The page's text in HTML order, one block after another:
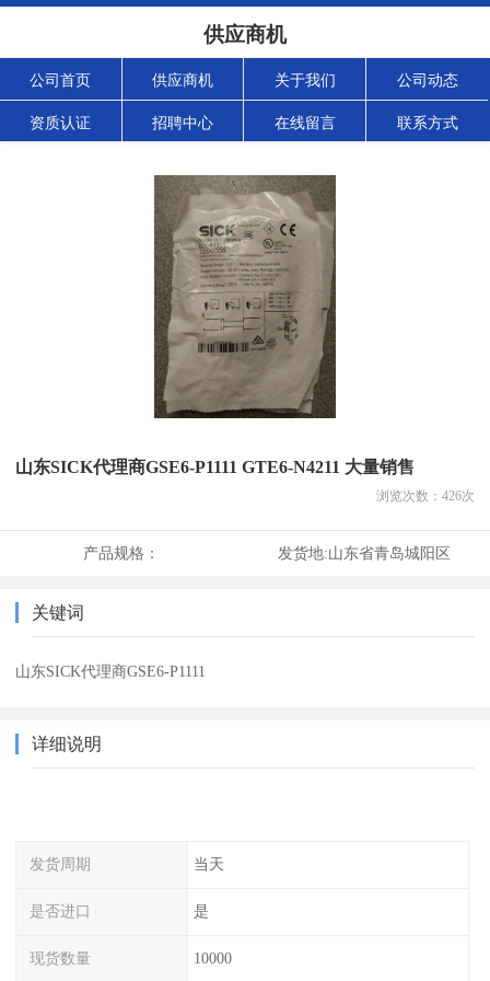
供应商机
公司首页 供应商机 关于我们 公司动态
资质认证 招聘中心 在线留言 联系方式
山东SICK代理商GSE6-P1111 GTE6-N4211 大量销售
浏览次数： 426次
产品规格： 发货地:山东省青岛城阳区
关键词
山东SICK代理商GSE6-P1111
详细说明
发货周期 当天
是否进口 是
现货数量 10000